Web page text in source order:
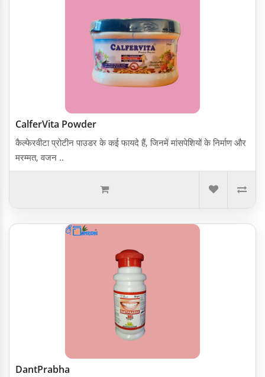
CalferVita Powder
कैल्फे र वीटा प्रोटीन पाउडर के कई फायदे हैं, जिनमें मांसपेशियों के निर्माण और
मरम्मत, वजन ..
DantPrabha